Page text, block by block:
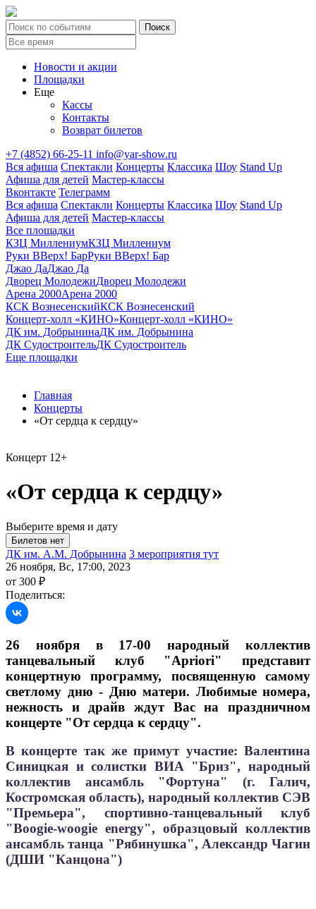
Новости и акции
Площадки
Еще
Кассы
Контакты
Возврат билетов
+7 (4852) 66-25-11 info@yar-show.ru
Вся афиша Спектакли Концерты Классика Шоу Stand Up
Афиша для детей Мастер-классы
Вконтакте Телеграмм
Вся афиша Спектакли Концерты Классика Шоу Stand Up
Афиша для детей Мастер-классы
Все площадки
КЗЦ МиллениумКЗЦ Миллениум
Руки ВВерх! БарРуки ВВерх! Бар
Джао ДаДжао Да
Дворец МолодежиДворец Молодежи
Арена 2000Арена 2000
КСК ВознесенскийКСК Вознесенский
Концерт-холл «КИНО»Концерт-холл «КИНО»
ДК им. ДобрынинаДК им. Добрынина
ДК СудостроительДК Судостроитель
Еще площадки
Главная
Концерты
«От сердца к сердцу»
Концерт 12+
«От сердца к сердцу»
Выберите время и дату
ДК им. А.М. Добрынина 3 мероприятия тут
26 ноября, Вс, 17:00, 2023
от 300 ₽
Поделиться:
26 ноября в 17-00 народный коллектив
танцевальный клуб "Аpriori" представит
концертную программу, посвященную самому
светлому дню - Дню матери. Любимые номера,
нежность и драйв ждут Вас на праздничном
концерте "От сердца к сердцу".
В концерте так же примут участие: Валентина
Синицкая и солистки ВИА "Бриз", народный
коллектив ансамбль "Фортуна" (г. Галич,
Костромская область), народный коллектив СЭВ
"Премьера", спортивно-танцевальный клуб
"Boogie-woogie energy", образцовый коллектив
ансамбль танца "Рябинушка", Александр Чагин
(ДШИ "Канцона")